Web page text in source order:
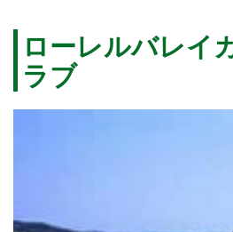
ローレルバレイ
ラブ